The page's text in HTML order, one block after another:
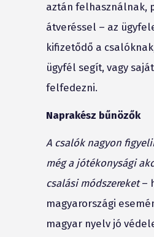
aztán felhasználnak,
átveréssel – az
kifizetődő a
ügyfél segít, vagy
felfedezni.
Naprakész bűnözők
A csalók nagyon
még a jótékonysági
csalási módszereket–
magyarországi
magyar nyelv jó